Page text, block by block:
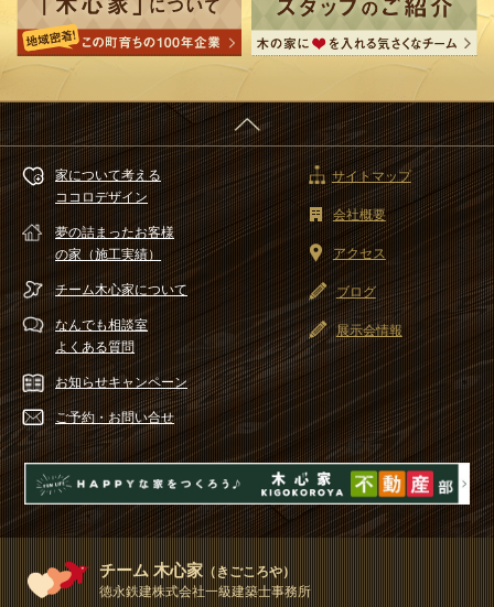
家について考える
ココロデザイン
夢の詰まったお客様
の家（施工実績）
チーム木心家について
なんでも相談室
よくある質問
お知らせキャンペーン
ご予約・ お問い合せ
サイトマップ
会社概要
アクセス
ブログ
展示会情報
チーム 木心家 （きごころや）
徳永鉄建株式会社一級建築士事務所